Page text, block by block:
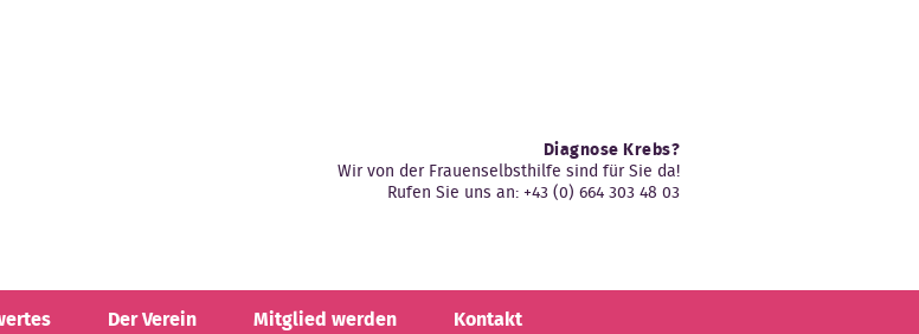
Diagnose Krebs?
Wir von der Frauenselbsthilfe sind für Sie da!
Rufen Sie uns an: +43 (0) 664 303 48 03
Der Verein Mitglied werden Kontakt